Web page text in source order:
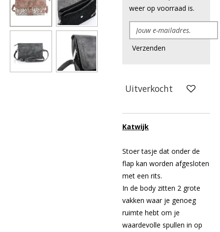
weer op voorraad is.
Verzenden
Uitverkocht
Katwijk
Stoer tasje dat onder de
flap kan worden afgesloten
met een rits.
In de body zitten 2 grote
vakken waar je genoeg
ruimte hebt om je
waardevolle spullen in op